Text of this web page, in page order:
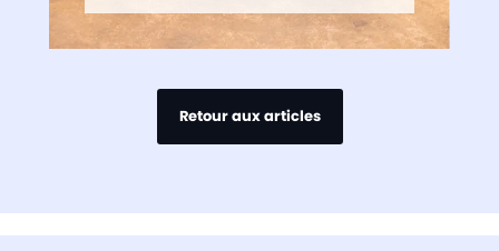
Retour aux articles